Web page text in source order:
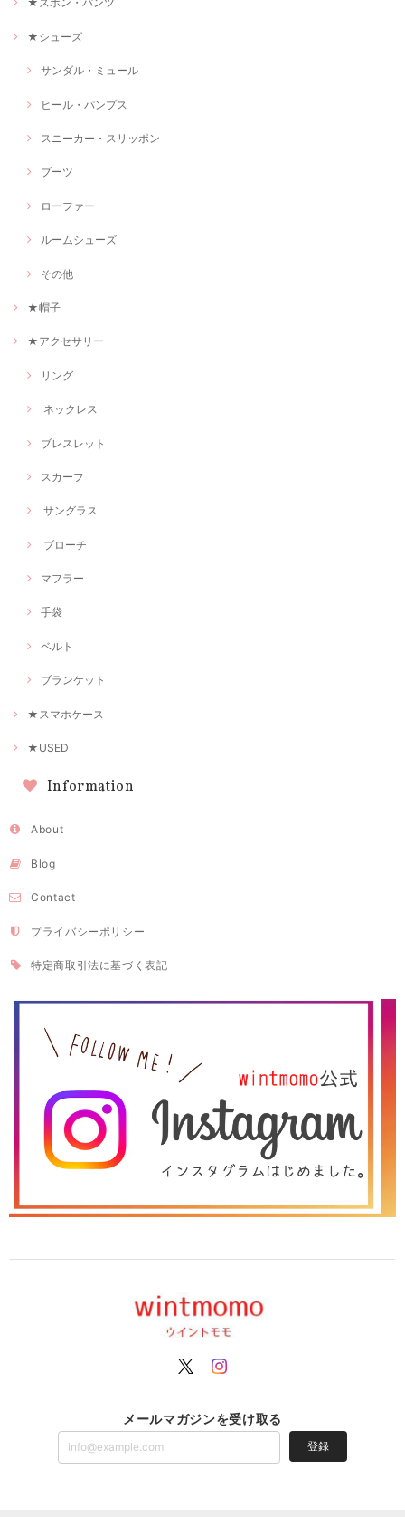
★シューズ
サンダル・ミュール
ヒール・パンプス
スニーカー・スリッポン
ブーツ
ローファー
ルームシューズ
その他
★帽子
★アクセサリー
リング
ネックレス
ブレスレット
スカーフ
サングラス
ブローチ
マフラー
手袋
ベルト
ブランケット
★スマホケース
★USED
Information
About
Blog
Contact
プライバシーポリシー
特定商取引法に基づく表記
メールマガジンを受け取る
登録